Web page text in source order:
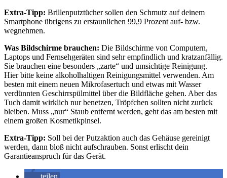
Extra-Tipp: Brillenputztücher sollen den Schmutz auf deinem
Smartphone übrigens zu erstaunlichen 99,9 Prozent auf- bzw.
wegnehmen.
Was Bildschirme brauchen: Die Bildschirme von Computern,
Laptops und Fernsehgeräten sind sehr empfindlich und kratzanfällig.
Sie brauchen eine besonders „zarte“ und umsichtige Reinigung.
Hier bitte keine alkoholhaltigen Reinigungsmittel verwenden. Am
besten mit einem neuen Mikrofasertuch und etwas mit Wasser
verdünnten Geschirrspülmittel über die Bildfläche gehen. Aber das
Tuch damit wirklich nur benetzen, Tröpfchen sollten nicht zurück
bleiben. Muss „nur“ Staub entfernt werden, geht das am besten mit
einem großen Kosmetikpinsel.
Extra-Tipp: Soll bei der Putzaktion auch das Gehäuse gereinigt
werden, dann bloß nicht aufschrauben. Sonst erlischt dein
Garantieanspruch für das Gerät.
teilen